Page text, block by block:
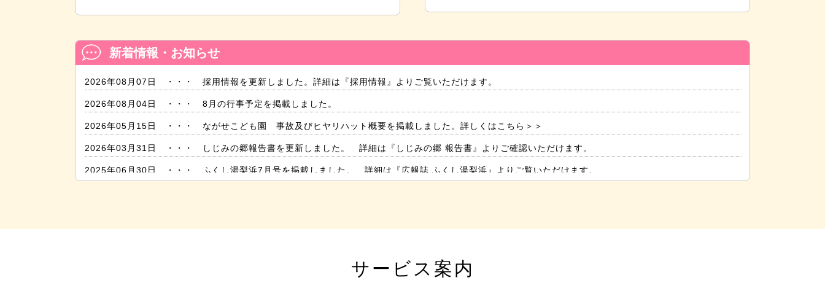
新着情報・お知らせ
2026年08月07日 ・・・ 採用情報を更新しました。詳細は『採用情報 』よりご覧いただけます。
2026年08月04日 ・・・ 8月の行事予定を掲載しました。
2026年05月15日 ・・・ ながせこども園 事故及びヒヤリハット概要を掲載しました。詳しくは こちら＞＞
2026年03月31日 ・・・ しじみの郷報告書を更新しました。 詳細は『 しじみの郷 報告書 』よりご確認いただけます。
2025年06月30日 ・・・ ふくし湯梨浜7月号を掲載しました。 詳細は『広報誌 ふくし湯梨浜 』よりご覧いただけます。
赤い羽根共同募金
介護サービス満足度調査を更新しました。
サービス案内